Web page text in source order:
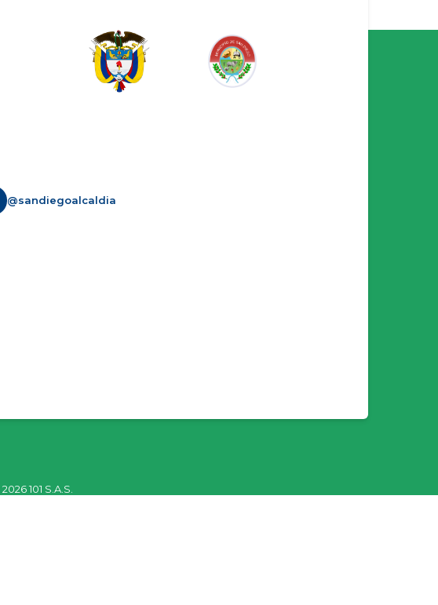
@sandiegoalcaldia
2026 101 S.A.S.